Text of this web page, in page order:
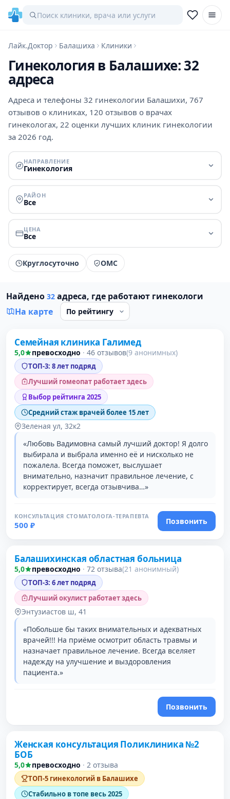
Лайк.Доктор Балашиха Клиники
Гинекология в Балашихе: 32
адреса
Адреса и телефоны 32 гинекологии Балашихи, 767
отзывов о клиниках, 120 отзывов о врачах
гинекологах, 22 оценки лучших клиник гинекологии
за 2026 год.
НАПРАВЛЕНИЕ
Гинекология
РАЙОН
Все
ЦЕНА
Все
Круглосуточно ОМС
Найдено 32 адреса, где работают гинекологи
На карте
Проверено давно
1 место в рейтинге
Семейная клиника Галимед
5,0 превосходно · 46 отзывов(9 анонимных)
ТОП-3: 8 лет подряд
Лучший гомеопат работает здесь
Выбор рейтинга 2025
Средний стаж врачей более 15 лет
Зеленая ул, 32к2
«Любовь Вадимовна самый лучший доктор! Я долго
выбирала и выбрала именно её и нисколько не
пожалела. Всегда поможет, выслушает
внимательно, назначит правильное лечение, с
корректирует, всегда отзывчива…»
КОНСУЛЬТАЦИЯ СТОМАТОЛОГА-ТЕРАПЕВТА
500 ₽ Позвонить
2 место в рейтинге
Балашихинская областная больница
5,0 превосходно · 72 отзыва(21 анонимный)
ТОП-3: 6 лет подряд
Лучший окулист работает здесь
Энтузиастов ш, 41
«Побольше бы таких внимательных и адекватных
врачей!!! На приёме осмотрит область травмы и
назначает правильное лечение. Всегда вселяет
надежду на улучшение и выздоровления
пациента.»
Позвонить
3 место в рейтинге
Женская консультация Поликлиника №2
БОБ
5,0 превосходно · 2 отзыва
ТОП-5 гинекологий в Балашихе
Стабильно в топе весь 2025